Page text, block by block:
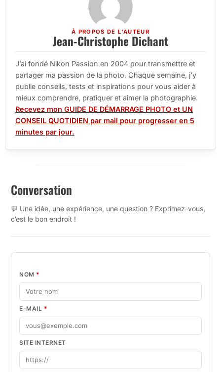
À PROPOS DE L'AUTEUR
Jean-Christophe Dichant
J’ai fondé Nikon Passion en 2004 pour transmettre et
partager ma passion de la photo. Chaque semaine, j’y
publie conseils, tests et inspirations pour vous aider à
mieux comprendre, pratiquer et aimer la photographie.
Recevez mon GUIDE DE DÉMARRAGE PHOTO et UN
CONSEIL QUOTIDIEN par mail pour progresser en 5
minutes par jour.
Conversation
💬 Une idée, une expérience, une question ? Exprimez-vous,
c’est le bon endroit !
NOM *
E-MAIL *
SITE INTERNET